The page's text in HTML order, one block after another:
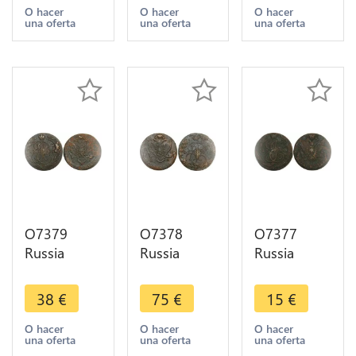
Ekaterinbourg
->M offer
O hacer
una oferta
Catherine II
1763
Mint
O hacer
una oferta
1782 EM
Ekaterinbourg
O hacer
una oferta
O7379
Russia
Kopecks
Catherine II
1780 EM
Ekaterinbourg
38 €
O hacer
una oferta
O7378
Russia
Kopecks
Catherine II
1787 EM
Ekaterinbourg
75 €
O hacer
una oferta
O7377
Russia
Kopecks
Catherine II
179? EM
Ekaterinbourg
15 €
O hacer
una oferta